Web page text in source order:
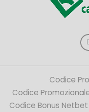
Codice
Codice
Codice Bonus Netbet